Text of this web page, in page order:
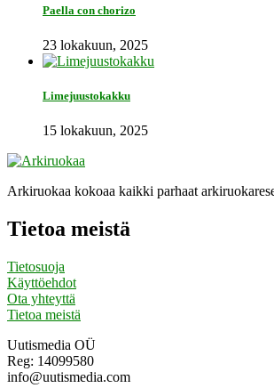
Paella con chorizo
23 lokakuun, 2025
Limejuustokakku
15 lokakuun, 2025
Arkiruokaa kokoaa kaikki parhaat
Tietoa meistä
Tietosuoja
Käyttöehdot
Ota yhteyttä
Tietoa meistä
Uutismedia OÜ
Reg: 14099580
info@uutismedia.com